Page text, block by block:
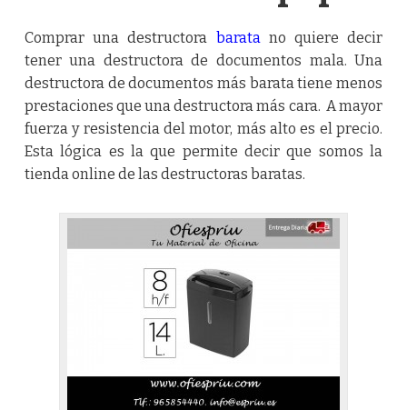
Comprar unadestructora baratano quiere decir
tener una destructora de documentos mala. Una
destructora de documentos más barata tiene menos
prestaciones que una destructora más cara. A mayor
fuerza y resistencia del motor, más alto es el precio.
Esta lógica es la que permite decir que somos la
tienda online de las destructoras baratas.